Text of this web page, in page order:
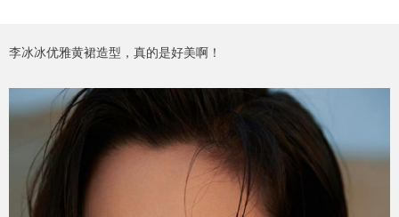
李冰冰优雅黄裙造型，真的是好美啊！